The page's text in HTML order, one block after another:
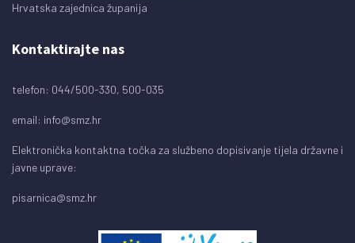
Hrvatska zajednica županija
Kontaktirajte nas
telefon: 044/500-330, 500-035
email: info@smz.hr
Elektronička kontaktna točka za službeno dopisivanje tijela državne i
javne uprave:
pisarnica@smz.hr